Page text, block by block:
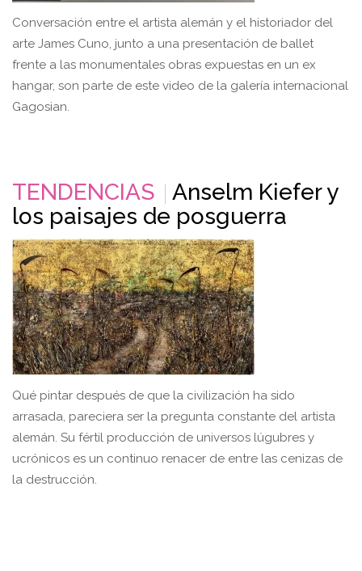
Conversación entre el artista alemán y el historiador del
arte James Cuno, junto a una presentación de ballet
frente a las monumentales obras expuestas en un ex
hangar, son parte de este video de la galería internacional
Gagosian.
TENDENCIAS
Anselm Kiefer y
los paisajes de posguerra
Qué pintar después de que la civilización ha sido
arrasada, pareciera ser la pregunta constante del artista
alemán. Su fértil producción de universos lúgubres y
ucrónicos es un continuo renacer de entre las cenizas de
la destrucción.